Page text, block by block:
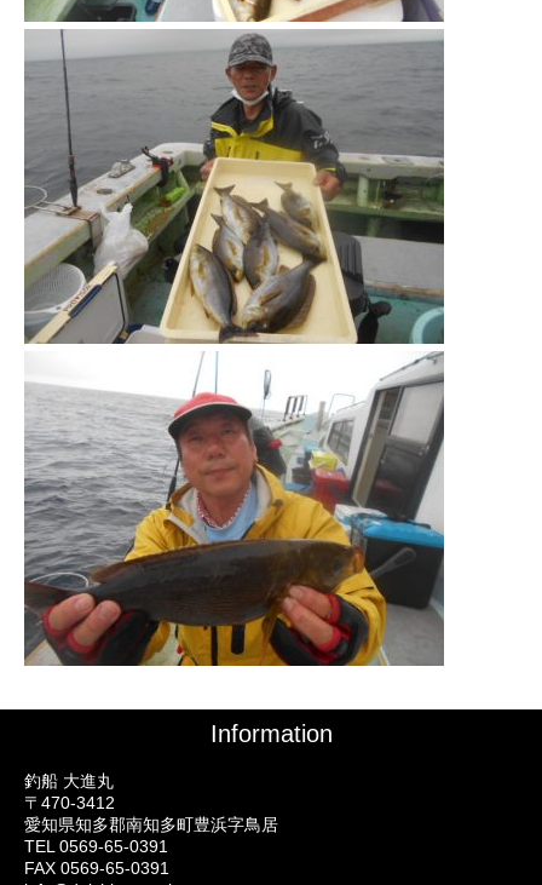
Information
釣船 大進丸
〒470-3412
愛知県知多郡南知多町豊浜字鳥居
TEL 0569-65-0391
FAX 0569-65-0391